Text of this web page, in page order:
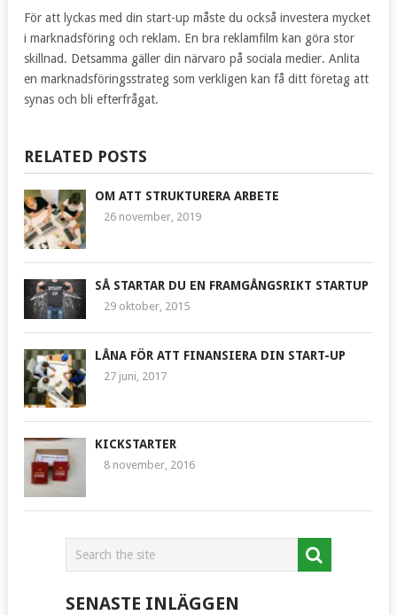
För att lyckas med din start-up måste du också investera mycket
i marknadsföring och reklam. En bra reklamfilm kan göra stor
skillnad. Detsamma gäller din närvaro på sociala medier. Anlita
en marknadsföringsstrateg som verkligen kan få ditt företag att
synas och bli efterfrågat.
RELATED POSTS
OM ATT STRUKTURERA ARBETE
26 november, 2019
SÅ STARTAR DU EN FRAMGÅNGSRIKT STARTUP
29 oktober, 2015
LÅNA FÖR ATT FINANSIERA DIN START-UP
27 juni, 2017
KICKSTARTER
8 november, 2016
SENASTE INLÄGGEN